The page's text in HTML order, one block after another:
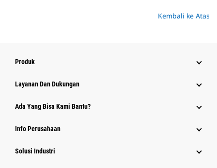
Kembali ke Atas
Produk
Layanan Dan Dukungan
Ada Yang Bisa Kami Bantu?
Info Perusahaan
Solusi Industri